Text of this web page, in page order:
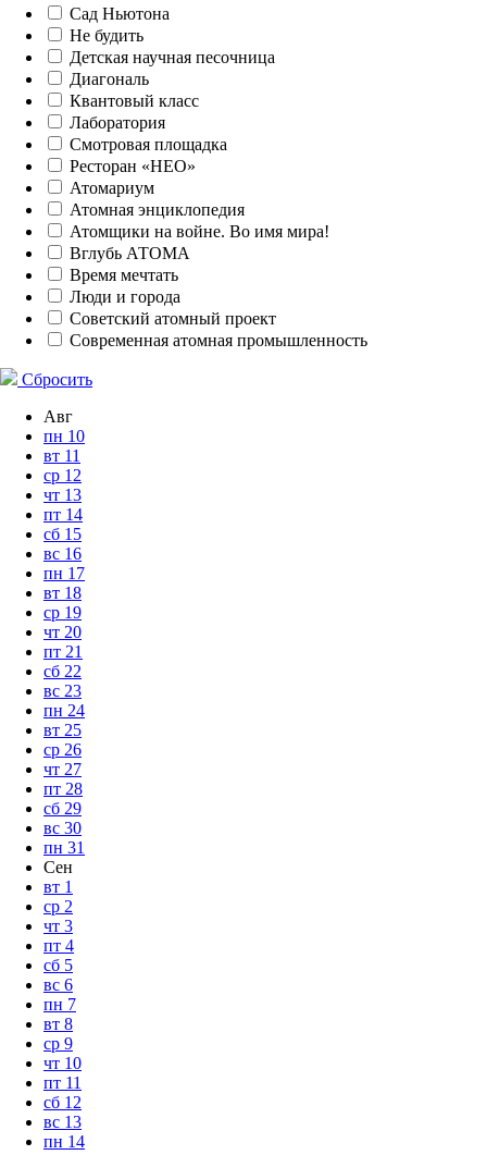
Сад Ньютона
Не будить
Детская научная песочница
Диагональ
Квантовый класс
Лаборатория
Смотровая площадка
Ресторан «НЕО»
Атомариум
Атомная энциклопедия
Атомщики на войне. Во имя мира!
Вглубь АТОМА
Время мечтать
Люди и города
Советский атомный проект
Современная атомная промышленность
Сбросить
Авг
пн 10
вт 11
ср 12
чт 13
пт 14
сб 15
вс 16
пн 17
вт 18
ср 19
чт 20
пт 21
сб 22
вс 23
пн 24
вт 25
ср 26
чт 27
пт 28
сб 29
вс 30
пн 31
Сен
вт 1
ср 2
чт 3
пт 4
сб 5
вс 6
пн 7
вт 8
ср 9
чт 10
пт 11
сб 12
вс 13
пн 14